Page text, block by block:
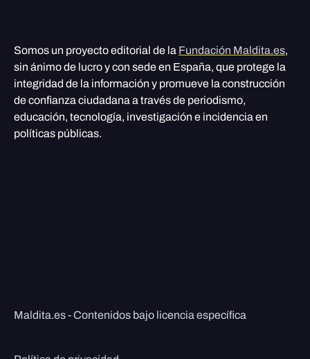
Somos un proyecto editorial de la Fundación Maldita.es,
sin ánimo de lucro y con sede en España, que protege la
integridad de la información y promueve la construcción
de confianza ciudadana a través de periodismo,
educación, tecnología, investigación e incidencia en
políticas públicas.
Maldita.es - Contenidos bajo licencia específica